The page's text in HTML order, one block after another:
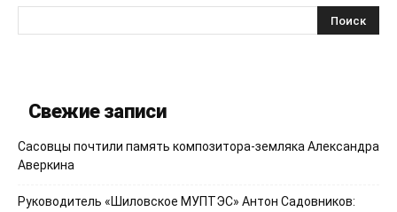
Свежие записи
Сасовцы почтили память композитора-земляка Александра
Аверкина
Руководитель «Шиловское МУПТЭС» Антон Садовников: